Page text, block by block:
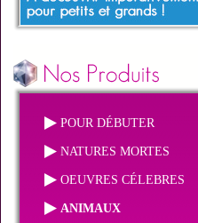
POUR DÉBUTER
NATURES MORTES
OEUVRES CÉLEBRES
ANIMAUX